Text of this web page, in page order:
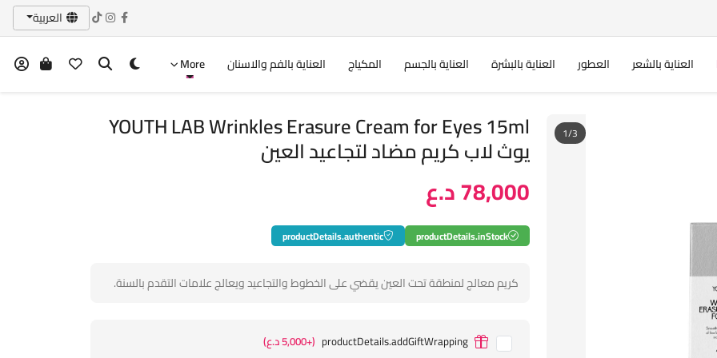
العربية
العناية بالشعر العطور العناية بالبشرة العناية بالجسم المكياج العناية بالفم والاسنان More
1/3
YOUTH LAB Wrinkles Erasure Cream for Eyes 15ml
يوث لاب كريم مضاد لتجاعيد العين
78,000 د.ع
productDetails.inStock
productDetails.authentic
كريم معالج لمنطقة تحت العين يقضي على الخطوط والتجاعيد ويعالج علامات التقدم بالسنة.
productDetails.addGiftWrapping (+5,000 د.ع)